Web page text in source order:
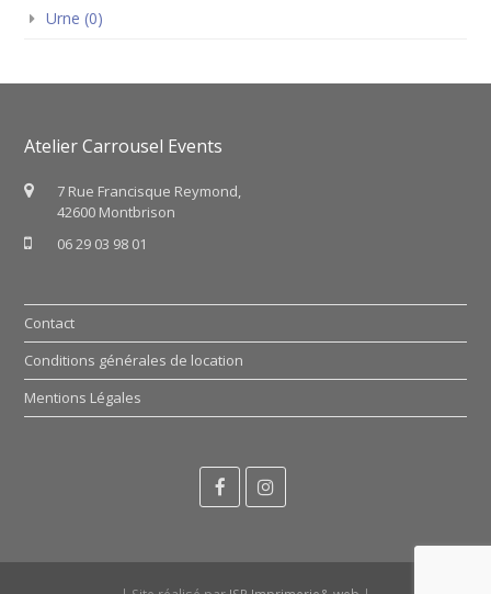
Urne (0)
Atelier Carrousel Events
7 Rue Francisque Reymond,
42600 Montbrison
06 29 03 98 01
Contact
Conditions générales de location
Mentions Légales
FacebookInstagram